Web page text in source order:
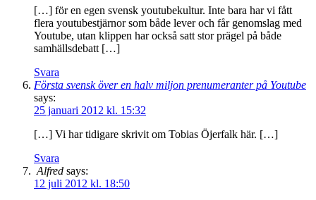
[…] för en egen svensk youtubekultur. Inte bara har vi fått
flera youtubestjärnor som både lever och får genomslag med
Youtube, utan klippen har också satt stor prägel på både
samhällsdebatt […]
Svara
Första svensk över en halv miljon prenumeranter på Youtube
says:
25 januari 2012 kl. 15:32
[…] Vi har tidigare skrivit om Tobias Öjerfalk här. […]
Svara
Alfred says:
12 juli 2012 kl. 18:50